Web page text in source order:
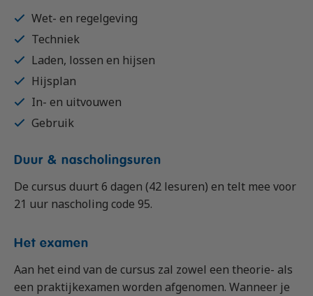
Wet- en regelgeving
Techniek
Laden, lossen en hijsen
Hijsplan
In- en uitvouwen
Gebruik
Duur & nascholingsuren
De cursus duurt 6 dagen (42 lesuren) en telt mee voor
21 uur nascholing code 95.
Het examen
Aan het eind van de cursus zal zowel een theorie- als
een praktijkexamen worden afgenomen. Wanneer je